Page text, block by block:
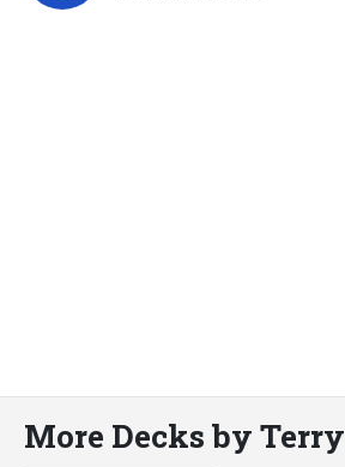
More Decks by Terry